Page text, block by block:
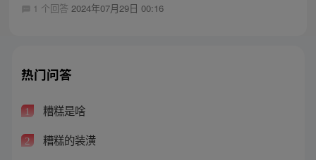
1 个回答 2024年07月29日 00:16
热门问答
1 糟糕是啥
2 糟糕的装潢